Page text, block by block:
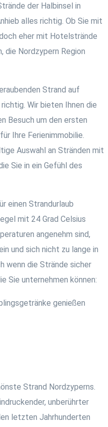
der Halbinsel in
alles richtig. Ob Sie mit
eher mit Hotelstrände
die Nordzypern Region
Strand auf
Wir bieten Ihnen die
Besuch um den ersten
Ihre Ferienimmobilie.
Auswahl an Stränden mit
Sie in ein Gefühl des
einen Strandurlaub
mit 24 Grad Celsius
angenehm sind,
und sich nicht zu lange in
wenn die Strände sicher
Sie unternehmen können:
genießen
Strand Nordzyperns.
unberührter
letzten Jahrhunderten